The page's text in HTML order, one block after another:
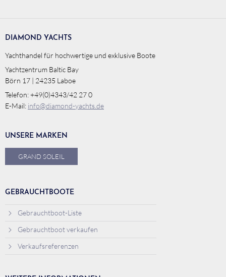
DIAMOND YACHTS
Yachthandel für hochwertige und exklusive Boote
Yachtzentrum Baltic Bay
Börn 17 | 24235 Laboe
Telefon: +49(0)4343/42 27 0
E-Mail: info@diamond-yachts.de
UNSERE MARKEN
GRAND SOLEIL
GEBRAUCHTBOOTE
Gebrauchtboot-Liste
Gebrauchtboot verkaufen
Verkaufsreferenzen